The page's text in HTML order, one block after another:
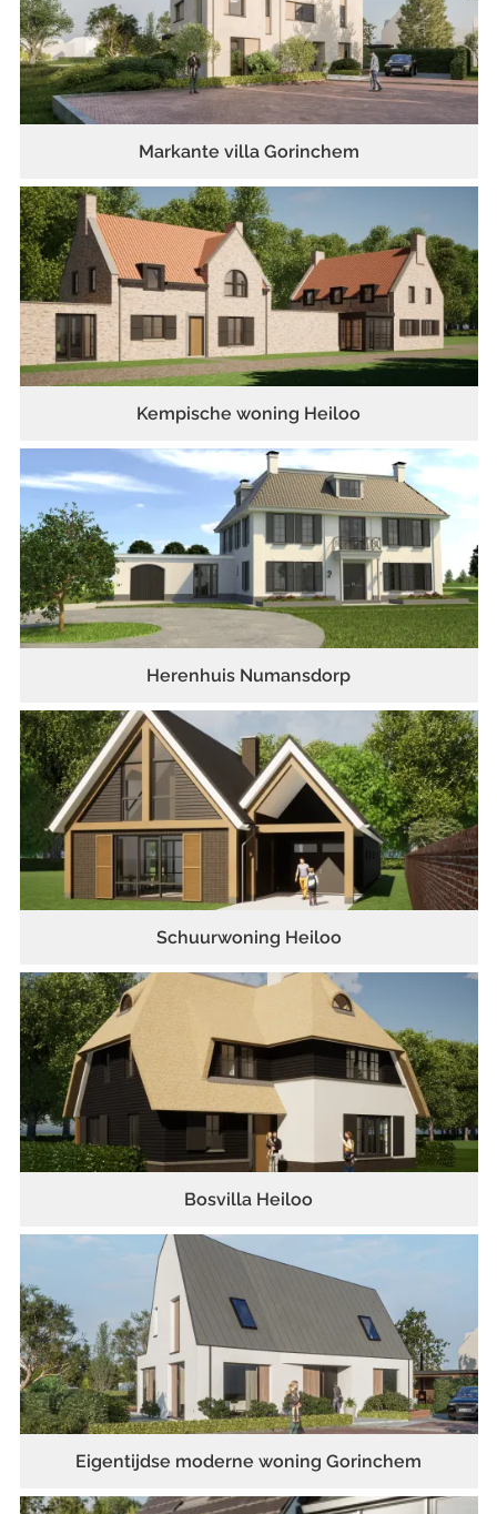
Markante villa Gorinchem
Kempische woning Heiloo
Herenhuis Numansdorp
Schuurwoning Heiloo
Bosvilla Heiloo
Eigentijdse moderne woning Gorinchem